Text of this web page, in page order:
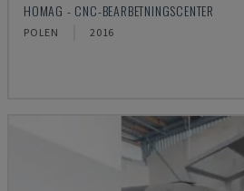
HOMAG - CNC-BEARBETNINGSCENTER
POLEN 2016